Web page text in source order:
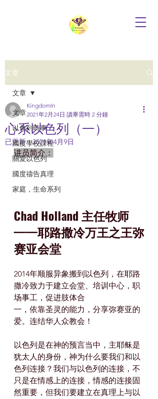
文章
文章
以色列時事
國度學校課程
關愛以色列
國度禱告真理
家庭，生命系列
文章
心系以色列（一）
KingdomIn
2021年2月24日 讀畢需時 2 分鐘
已更新：2021年4月9日
讲员简介：
Chad Holland 主任牧师
——耶路撒冷万王之王弥
赛亚会堂
2014年顺服异象搬到以色列，在耶路
撒冷致力于建立会堂、培训中心，职
场事工，促进肢体合
一，依靠圣灵的能力，分享弥赛亚的
爱。连结华人众教会！
以色列是在神的预言当中，主耶稣是
犹太人的身份，神为什么要我们和以
色列连接？我们与以色列的连接，不
只是在情感上的连接，情感的连接固
然重要，但我们要建立在真理上与以